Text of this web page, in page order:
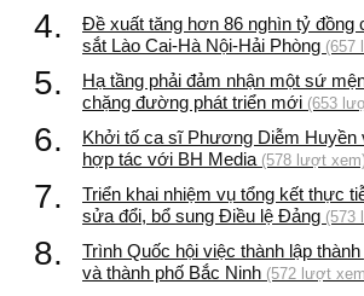
4.
Đề xuất tăng hơn 86 nghìn tỷ đồng
sắt Lào Cai-Hà Nội-Hải Phòng (657
5.
Hạ tầng phải đảm nhận một sứ
chặng đường phát triển mới (653
6.
Khởi tố ca sĩ Phương Diễm Huyền
hợp tác với BH Media (578 lượt
7.
Triển khai nhiệm vụ tổng kết thực
sửa đổi, bổ sung Điều lệ Đảng (573
8.
Trình Quốc hội việc thành lập
và thành phố Bắc Ninh (572 lượt